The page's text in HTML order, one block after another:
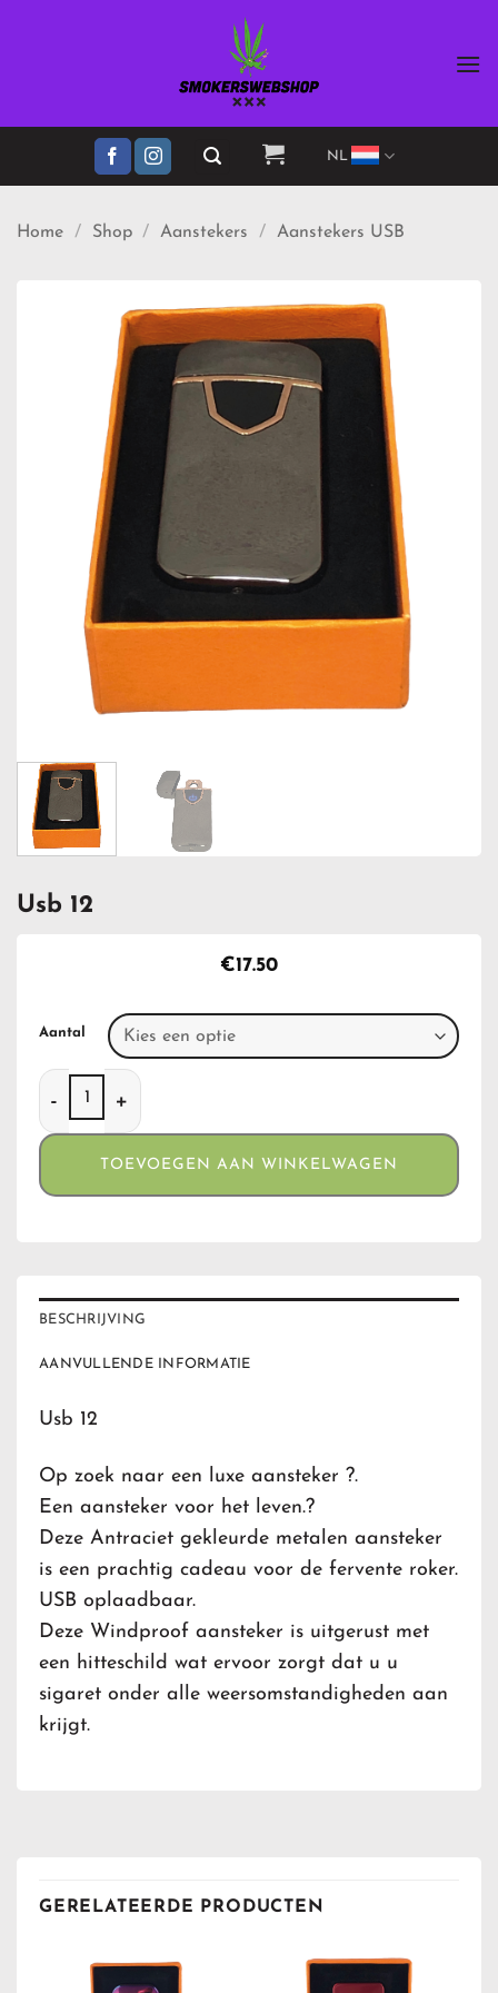
NL
Home / Shop / Aanstekers / Aanstekers USB
Usb 12
€17.50
Aantal
Usb 12 aantal
TOEVOEGEN AAN WINKELWAGEN
BESCHRIJVING
AANVULLENDE INFORMATIE
Usb 12
Op zoek naar een luxe aansteker ?.
Een aansteker voor het leven.?
Deze Antraciet gekleurde metalen aansteker
is een prachtig cadeau voor de fervente roker.
USB oplaadbaar.
Deze Windproof aansteker is uitgerust met
een hitteschild wat ervoor zorgt dat u u
sigaret onder alle weersomstandigheden aan
krijgt.
GERELATEERDE PRODUCTEN